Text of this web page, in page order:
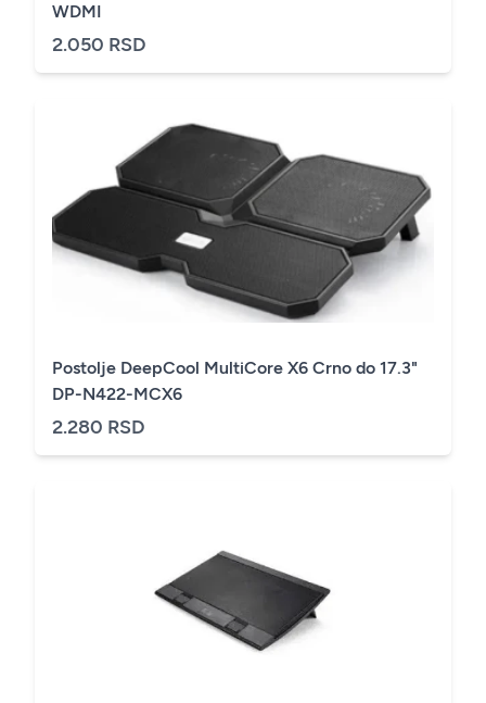
WDMI
2.050 RSD
Postolje DeepCool MultiCore X6 Crno do 17.3"
DP-N422-MCX6
2.280 RSD